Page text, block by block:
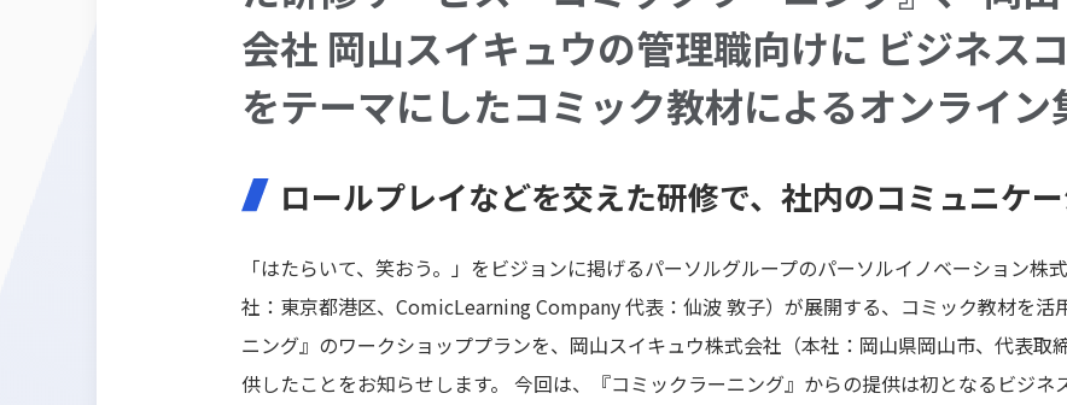
会社 岡山スイキュウの管理職向けに ビジネス
をテーマにしたコミック教材によるオンライ
ロールプレイなどを交えた研修で、社内のコミュニケ
「はたらいて、笑おう。」をビジョンに掲げるパーソルグループのパーソルイノベーション
社：東京都港区、ComicLearning Company 代表：仙波 敦子）が展開する、コミック教材を活
ニング』のワークショッププランを、岡山スイキュウ株式会社（本社：岡山県岡山市、代表取
供したことをお知らせします。 今回は、『コミックラーニング』からの提供は初となるビジネ